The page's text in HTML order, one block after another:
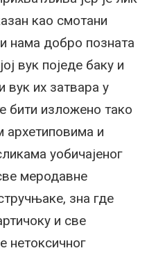
као смотани
нама добро позната
вук поједе баку и
их затвара у
изложено тако
архетиповима и
уобичајеног
меродавне
зна где
и све
нетоксичног